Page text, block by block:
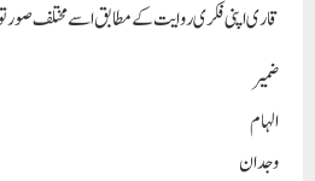
قاری اپنی فکری روایت کے مطابق اسے مختلف
ضمیر
الہام
وجدان